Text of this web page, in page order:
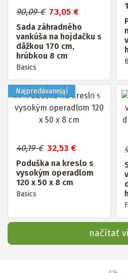
90,09 € 73,05 €
Sada záhradného
vankúša na hojdačku s
dåžkou 170 cm,
hrúbkou 8 cm
Basics
Až do
19%
40,19 € 32,53 €
Poduška na kreslo s
vysokým operadlom
120 x 50 x 8 cm
Basics
načítať